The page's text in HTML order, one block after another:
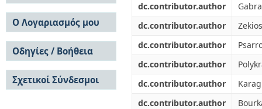
dc.contributor.author
dc.contributor.author
dc.contributor.author
dc.contributor.author
dc.contributor.author
dc.contributor.author
Σε όλο το DSpace
Κοινότητες & Συλλογές
Ανά Ημερομηνία
Έκδοσης
Συγγραφείς
Τίτλοι
Θέματα
Ο Λογαριασμός μου
Σύνδεση
Εγγραφή
Οδηγίες / Βοήθεια
Οδηγίες Υποβολής
Οδηγίες Χρήσης ΙΑ
Συχνές Ερωτήσεις
Σχετικοί Σύνδεσμοι